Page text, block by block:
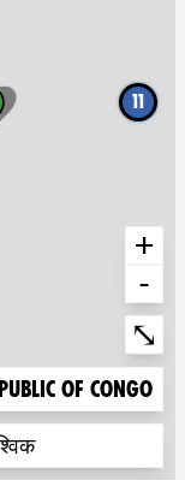
11
+
-
⤡
of Congo
to